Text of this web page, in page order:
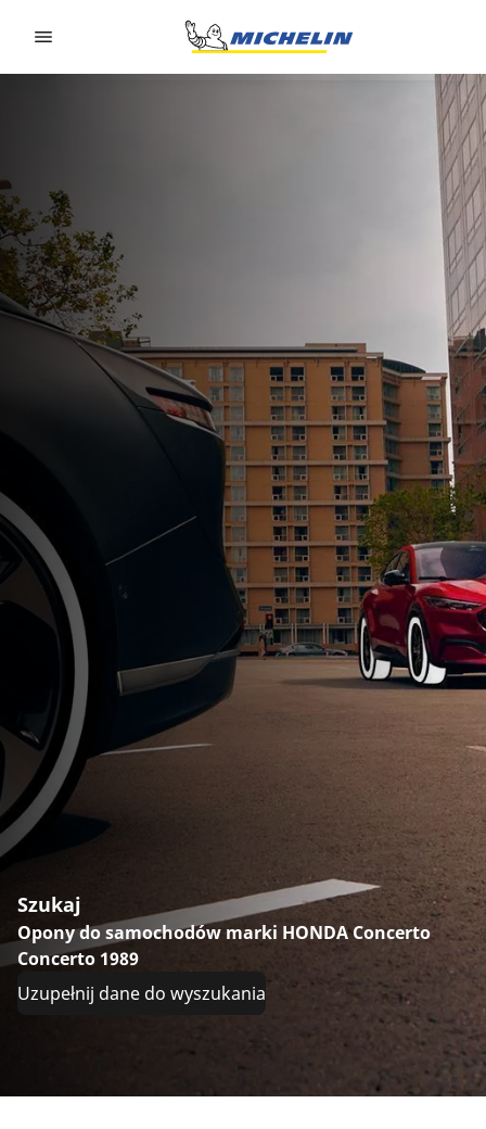
Szukaj
Opony do samochodów marki HONDA Concerto
Concerto 1989
Uzupełnij dane do wyszukania